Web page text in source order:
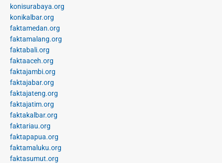
konisurabaya.org
konikalbar.org
faktamedan.org
faktamalang.org
faktabali.org
faktaaceh.org
faktajambi.org
faktajabar.org
faktajateng.org
faktajatim.org
faktakalbar.org
faktariau.org
faktapapua.org
faktamaluku.org
faktasumut.org